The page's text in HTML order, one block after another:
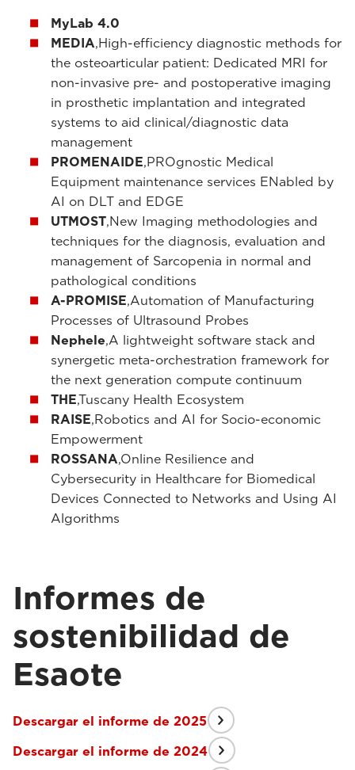
MyLab 4.0
MEDIA,High-efficiency diagnostic methods for
the osteoarticular patient: Dedicated MRI for
non-invasive pre- and postoperative imaging
in prosthetic implantation and integrated
systems to aid clinical/diagnostic data
management
PROMENAIDE,PROgnostic Medical
Equipment maintenance services ENabled by
AI on DLT and EDGE
UTMOST,New Imaging methodologies and
techniques for the diagnosis, evaluation and
management of Sarcopenia in normal and
pathological conditions
A-PROMISE,Automation of Manufacturing
Processes of Ultrasound Probes
Nephele,A lightweight software stack and
synergetic meta-orchestration framework for
the next generation compute continuum
THE,Tuscany Health Ecosystem
RAISE,Robotics and AI for Socio-economic
Empowerment
ROSSANA,Online Resilience and
Cybersecurity in Healthcare for Biomedical
Devices Connected to Networks and Using AI
Algorithms
Informes de
sostenibilidad de
Esaote
Descargar el informe de 2025
Descargar el informe de 2024